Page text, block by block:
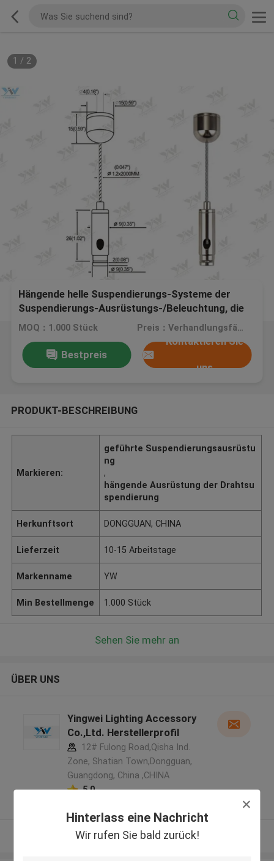
Hinterlass eine Nachricht
Wir rufen Sie bald zurück!
1 / 2
Hängende helle Suspendierungs-Systeme der
Suspendierungs-Ausrüstungs-/Beleuchtung, die
Zusätze anbringen
MOQ：1.000 Stück Preis：Verhandlungsfähig
Bestpreis
Kontaktieren Sie
uns
PRODUKT-BESCHREIBUNG
Markieren:
geführte Suspendierungsausrüstu
ng
,
hängende Ausrüstung der Drahtsu
spendierung
Herkunftsort DONGGUAN, CHINA
Lieferzeit 10-15 Arbeitstage
Markenname YW
Min Bestellmenge 1.000 Stück
Sehen Sie mehr an
ÜBER UNS
Yingwei Lighting Accessory
Co.,Ltd. Herstellerprofil
12# Fulong Road,Qisha Ind.
Zone, Shatian Town,Dongguan,
Guangdong, China ,CHINA
5.0
Sehen Sie mehr an